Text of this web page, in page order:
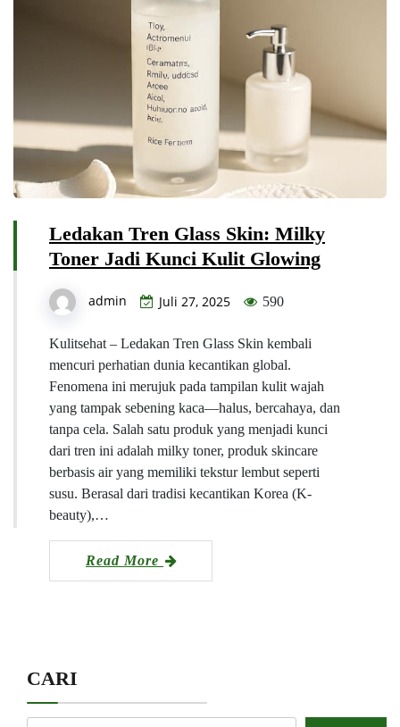
Ledakan Tren Glass Skin: Milky
Toner Jadi Kunci Kulit Glowing
admin Juli 27, 2025 590
Kulitsehat – Ledakan Tren Glass Skin kembali
mencuri perhatian dunia kecantikan global.
Fenomena ini merujuk pada tampilan kulit wajah
yang tampak sebening kaca—halus, bercahaya, dan
tanpa cela. Salah satu produk yang menjadi kunci
dari tren ini adalah milky toner, produk skincare
berbasis air yang memiliki tekstur lembut seperti
susu. Berasal dari tradisi kecantikan Korea (K-
beauty),…
Read More
CARI